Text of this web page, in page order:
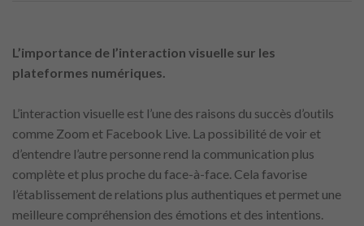
L’importance de l’interaction visuelle sur les
plateformes numériques.
L’interaction visuelle est l’une des raisons du succès d’outils
comme Zoom et Facebook Live. La possibilité de voir et
d’entendre l’autre personne rend la communication plus
complète et plus proche du face-à-face. Cela favorise
l’établissement de relations plus authentiques et permet une
meilleure compréhension des émotions et des intentions.